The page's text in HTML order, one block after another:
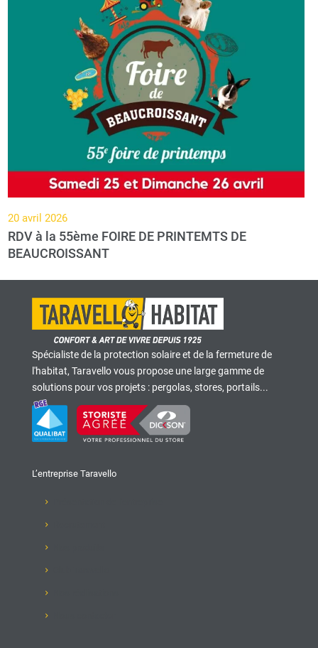
20 avril 2026
RDV à la 55ème FOIRE DE PRINTEMTS DE
BEAUCROISSANT
Spécialiste de la protection solaire et de la fermeture de
l'habitat, Taravello vous propose une large gamme de
solutions pour vos projets : pergolas, stores, portails...
L’entreprise Taravello